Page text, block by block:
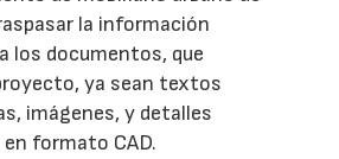
la información
los documentos, que
ya sean textos
imágenes, y detalles
formato CAD.